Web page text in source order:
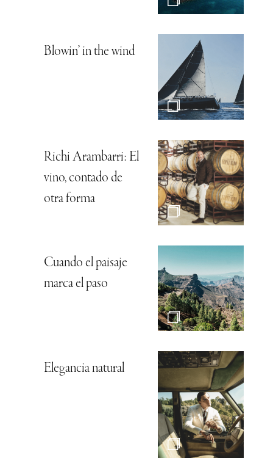
Blowin’ in the wind
Richi Arambarri: El
vino, contado de
otra forma
Cuando el paisaje
marca el paso
Elegancia natural